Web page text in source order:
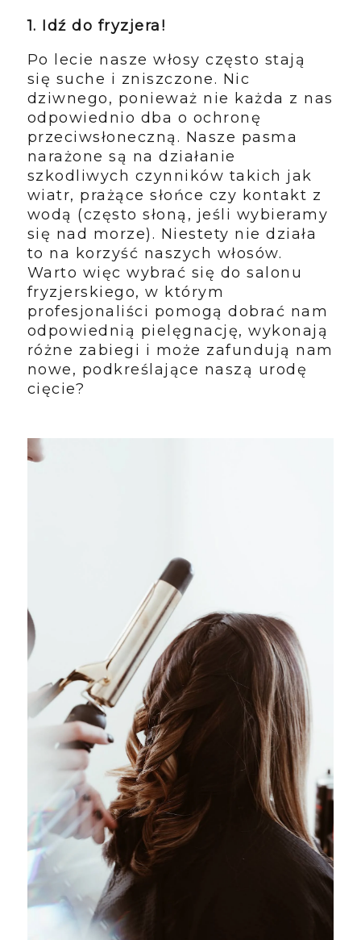
1. Idź do fryzjera!
Po lecie nasze włosy często stają
się suche i zniszczone. Nic
dziwnego, ponieważ nie każda z nas
odpowiednio dba o ochronę
przeciwsłoneczną. Nasze pasma
narażone są na działanie
szkodliwych czynników takich jak
wiatr, prażące słońce czy kontakt z
wodą (często słoną, jeśli wybieramy
się nad morze). Niestety nie działa
to na korzyść naszych włosów.
Warto więc wybrać się do salonu
fryzjerskiego, w którym
profesjonaliści pomogą dobrać nam
odpowiednią pielęgnację, wykonają
różne zabiegi i może zafundują nam
nowe, podkreślające naszą urodę
cięcie?